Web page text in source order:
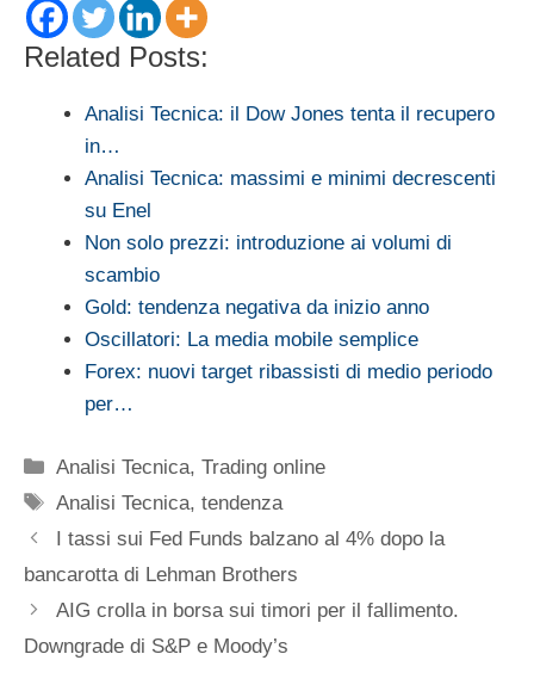
Related Posts:
Analisi Tecnica: il Dow Jones tenta il recupero
in…
Analisi Tecnica: massimi e minimi decrescenti
su Enel
Non solo prezzi: introduzione ai volumi di
scambio
Gold: tendenza negativa da inizio anno
Oscillatori: La media mobile semplice
Forex: nuovi target ribassisti di medio periodo
per…
Categorie
Analisi Tecnica,Trading online
Tag
Analisi Tecnica,tendenza
I tassi sui Fed Funds balzano al 4% dopo la
bancarotta di Lehman Brothers
AIG crolla in borsa sui timori per il fallimento.
Downgrade di S&P e Moody’s